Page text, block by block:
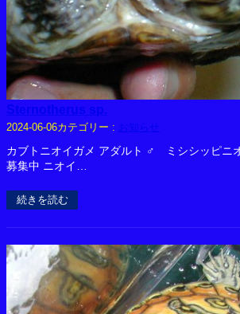
Sternotherus sp.
2024-06-06カテゴリー : お知らせ
カブトニオイガメ アダルト ♂ ミシシッピニ
募集中 ニオイ…
続きを読む